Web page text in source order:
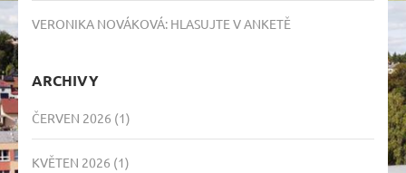
VERONIKA NOVÁKOVÁ: HLASUJTE V ANKETĚ
ARCHIVY
ČERVEN 2026 (1)
KVĚTEN 2026 (1)